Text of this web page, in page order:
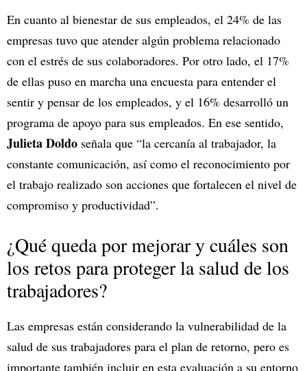
En cuanto al bienestar de sus empleados, el 24% de las
empresas tuvo que atender algún problema relacionado
con el estrés de sus colaboradores. Por otro lado, el 17%
de ellas puso en marcha una encuesta para entender el
sentir y pensar de los empleados, y el 16% desarrolló un
programa de apoyo para sus empleados. En ese sentido,
Julieta Doldo señala que “la cercanía al trabajador, la
constante comunicación, así como el reconocimiento por
el trabajo realizado son acciones que fortalecen el nivel de
compromiso y productividad”.
¿Qué queda por mejorar y cuáles son
los retos para proteger la salud de los
trabajadores?
Las empresas están considerando la vulnerabilidad de la
salud de sus trabajadores para el plan de retorno, pero es
importante también incluir en esta evaluación a su entorno